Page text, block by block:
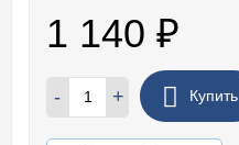
1 140 ₽
- + Купить